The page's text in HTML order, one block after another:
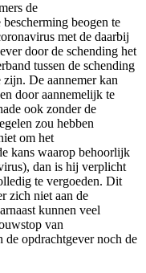
de
beogen te
met de daarbij
door de schending het
tussen de schending
zijn. De aannemer kan
door aannemelijk te
ook zonder de
zou hebben
om het
kans waarop behoorlijk
dan is hij verplicht
te vergoeden. Dit
zich niet aan de
kunnen veel
van
opdrachtgever noch de